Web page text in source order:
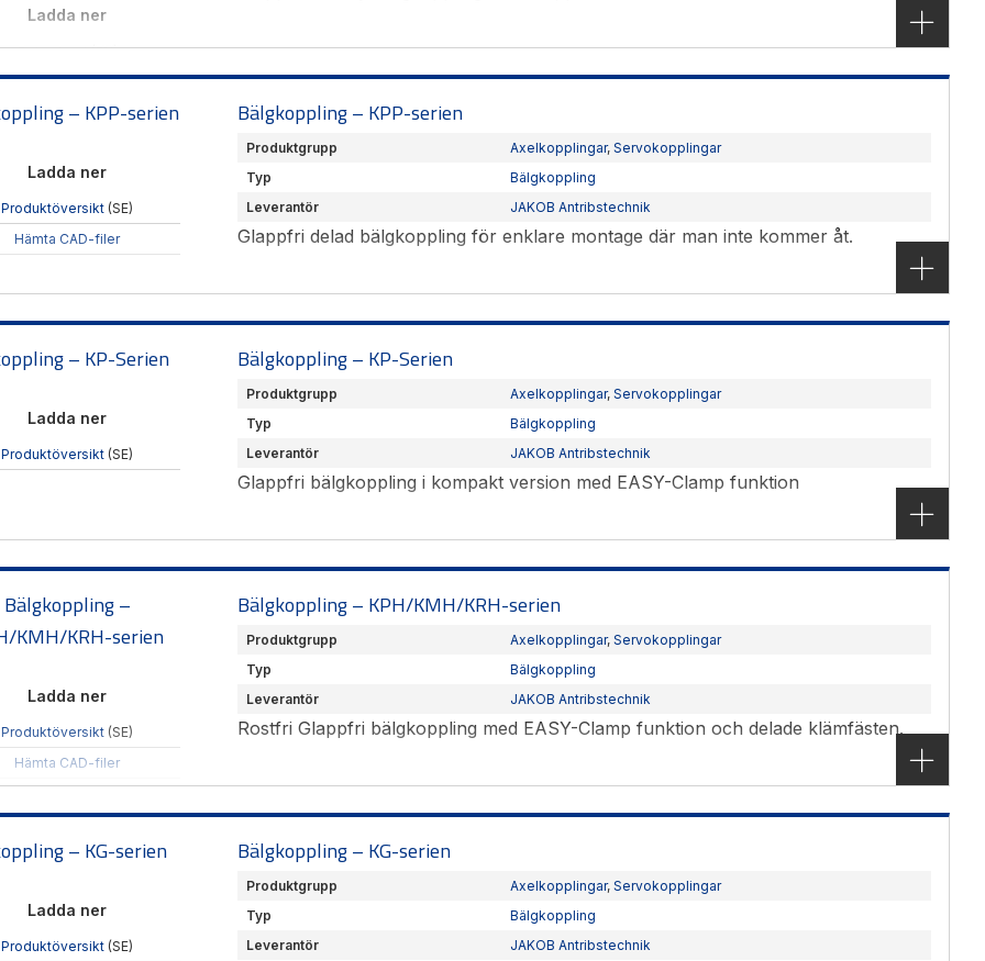
Ladda ner
Data sheet(EN)
Produktöversikt(SE)
Hämta CAD-filer– KPP-serien
Ladda ner
Produktöversikt (SE)
Hämta CAD-filer
Bälgkoppling – KPP-serien
Produktgrupp Axelkopplingar,Servokopplingar
Typ
Bälgkoppling
Leverantör
JAKOB Antribstechnik
Glappfri delad bälgkoppling för enklare montage där man inte kommer åt.
– KP-Serien
Ladda ner
Produktöversikt (SE)
Bälgkoppling – KP-Serien
Produktgrupp Axelkopplingar,Servokopplingar
Typ
Bälgkoppling
Leverantör
JAKOB Antribstechnik
Glappfri bälgkoppling i kompakt version med EASY-Clamp funktion
Bälgkoppling –
KMH/KRH-serien
Ladda ner
Produktöversikt (SE)
Hämta CAD-filer
Bälgkoppling – KPH/KMH/KRH-serien
Produktgrupp Axelkopplingar,Servokopplingar
Typ
Bälgkoppling
Leverantör
JAKOB Antribstechnik
Rostfri Glappfri bälgkoppling med EASY-Clamp funktion och delade klämfästen.
– KG-serien
Ladda ner
Produktöversikt (SE)
Bälgkoppling – KG-serien
Produktgrupp Axelkopplingar,Servokopplingar
Typ
Bälgkoppling
Leverantör
JAKOB Antribstechnik